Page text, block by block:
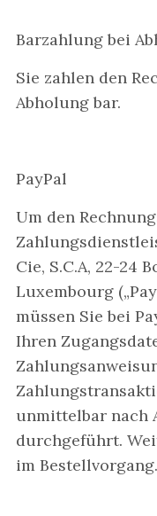
Barzahlung bei
Sie zahlen den
Abholung bar.
PayPal
Um den
Cie, S.C.A, 22-24
Luxembourg
müssen Sie bei
Ihren
unmittelbar nach
durchgeführt.
im Bestellvorgang.